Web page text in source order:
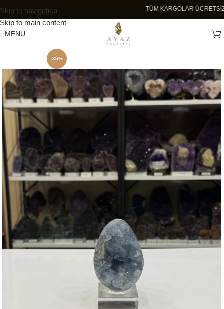
Skip to navigation
Skip to main content
TÜM KARGOLAR
MENU
-35%